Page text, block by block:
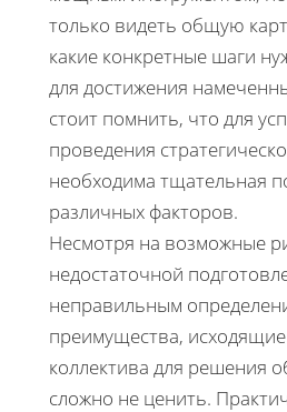
только видеть общую
какие конкретные шаги
для достижения
стоит помнить, что для
проведения
необходима тщательная
различных факторов.
Несмотря на возможные
недостаточной
неправильным
преимущества,
коллектива для решения
сложно не ценить.